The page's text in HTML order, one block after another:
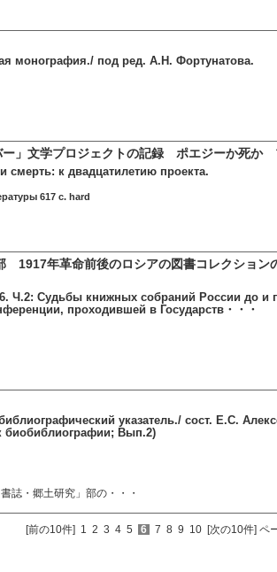
монография./ под ред. А.Н. Фортунатова.
」文学プロジェクトの記録 ポエジーか死か
смерть: к двадцатилетию проекта.
617 c. hard
年革命前後のロシアの図書コレクション
Ч.2: Судьбы книжных собраний России до и
проходившей в Государств・・・
указатель./ сост. Е.С.
биобиблиографии; Вып.2)
誌・郷土研究」部の・・・
[前の10件] 1 2 3 4 5 6 7 8 9 10 [次の10件] ペ